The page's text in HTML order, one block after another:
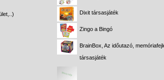
Dixit társasjáték
Zingo a Bingó
BrainBox, Az időutazó,
társasjáték